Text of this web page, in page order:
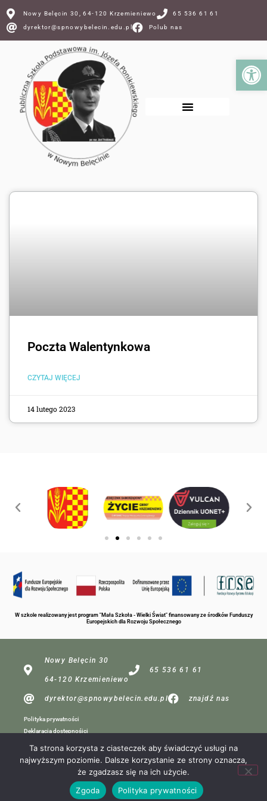
Nowy Belęcin 30, 64-120 Krzemieniewo 65 536 61 61
dyrektor@spnowybelecin.edu.pl Polub nas
Poczta Walentynkowa
CZYTAJ WIĘCEJ
14 lutego 2023
W szkole realizowany jest program "Mała Szkoła - Wielki Świat" finansowany ze środków Funduszy
Europejskich dla Rozwoju Społecznego
Nowy Belęcin 30
64-120 Krzemieniewo
65 536 61 61
dyrektor@spnowybelecin.edu.pl znajdź nas
Polityka prywatności
Deklaracja dostępnośici
dla redakcji
MP Komputery
Ta strona korzysta z ciasteczek aby świadczyć usługi na
najwyższym poziomie. Dalsze korzystanie ze strony oznacza,
że zgadzasz się na ich użycie.
Zgoda
Polityka prywatności